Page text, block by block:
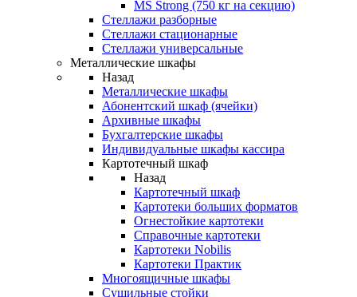
MS Strong (750 кг на секцию)
Стеллажи разборные
Стеллажи стационарные
Стеллажи универсальные
Металлические шкафы
Назад
Металлические шкафы
Абонентский шкаф (ячейки)
Архивные шкафы
Бухгалтерские шкафы
Индивидуальные шкафы кассира
Картотечный шкаф
Назад
Картотечный шкаф
Картотеки больших форматов
Огнестойкие картотеки
Справочные картотеки
Картотеки Nobilis
Картотеки Практик
Многоящичные шкафы
Сушильные стойки